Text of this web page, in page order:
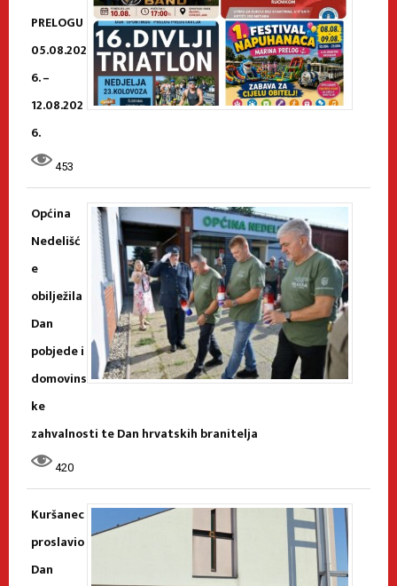
PRELOGU
05.08.202
6. –
12.08.202
6.
453
Općina
Nedelišć
e
obilježila
Dan
pobjede i
domovins
ke
zahvalnosti te Dan hrvatskih branitelja
420
Kuršanec
proslavio
Dan